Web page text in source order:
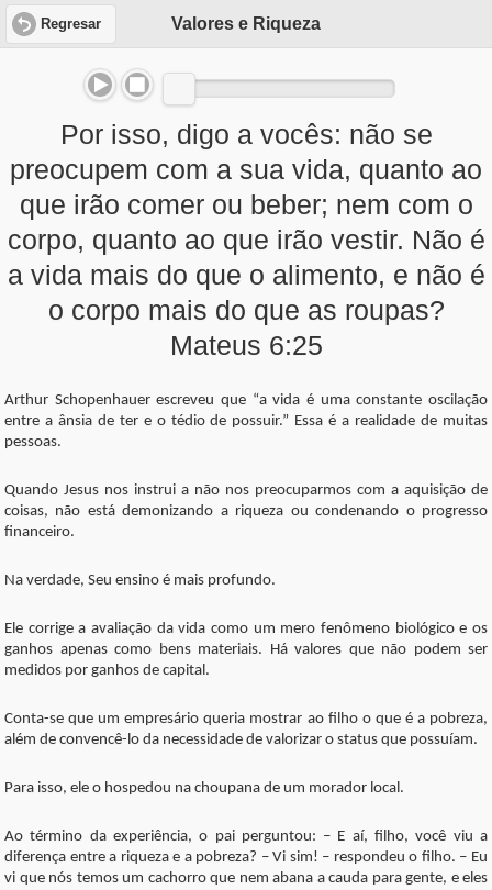
Regresar Valores e Riqueza
Por isso, digo a vocês: não se
preocupem com a sua vida, quanto ao
que irão comer ou beber; nem com o
corpo, quanto ao que irão vestir. Não é
a vida mais do que o alimento, e não é
o corpo mais do que as roupas?
Mateus 6:25
Arthur Schopenhauer escreveu que “a vida é uma constante oscilação
entre a ânsia de ter e o tédio de possuir.” Essa é a realidade de muitas
pessoas.
Quando Jesus nos instrui a não nos preocuparmos com a aquisição de
coisas, não está demonizando a riqueza ou condenando o progresso
financeiro.
Na verdade, Seu ensino é mais profundo.
Ele corrige a avaliação da vida como um mero fenômeno biológico e os
ganhos apenas como bens materiais. Há valores que não podem ser
medidos por ganhos de capital.
Conta-se que um empresário queria mostrar ao filho o que é a pobreza,
além de convencê-lo da necessidade de valorizar o status que possuíam.
Para isso, ele o hospedou na choupana de um morador local.
Ao término da experiência, o pai perguntou: – E aí, filho, você viu a
diferença entre a riqueza e a pobreza? – Vi sim! – respondeu o filho. – Eu
vi que nós temos um cachorro que nem abana a cauda para gente, e eles